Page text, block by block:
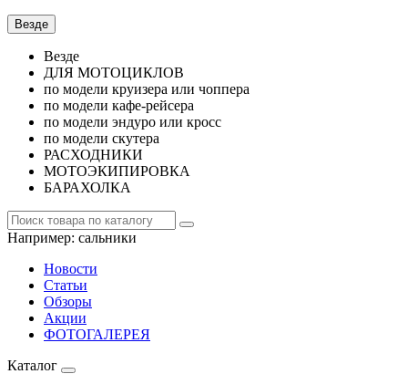
Везде
Везде
ДЛЯ МОТОЦИКЛОВ
по модели круизера или чоппера
по модели кафе-рейсера
по модели эндуро или кросс
по модели скутера
РАСХОДНИКИ
МОТОЭКИПИРОВКА
БАРАХОЛКА
Например: сальники
Новости
Статьи
Обзоры
Акции
ФОТОГАЛЕРЕЯ
Каталог